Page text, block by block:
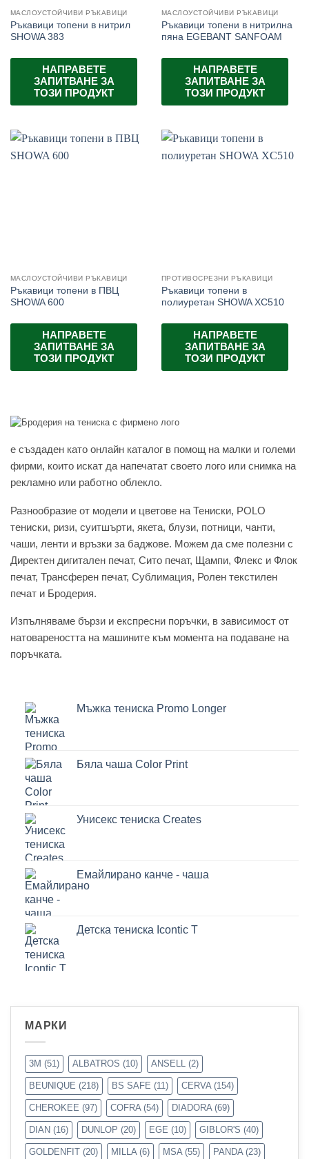
МАСЛОУСТОЙЧИВИ РЪКАВИЦИ
Ръкавици топени в нитрил
SHOWA 383
НАПРАВЕТЕ
ЗАПИТВАНЕ ЗА
ТОЗИ ПРОДУКТ
МАСЛОУСТОЙЧИВИ РЪКАВИЦИ
Ръкавици топени в нитрилна
пяна EGEBANT SANFOAM
НАПРАВЕТЕ
ЗАПИТВАНЕ ЗА
ТОЗИ ПРОДУКТ
МАСЛОУСТОЙЧИВИ РЪКАВИЦИ
Ръкавици топени в ПВЦ
SHOWA 600
НАПРАВЕТЕ
ЗАПИТВАНЕ ЗА
ТОЗИ ПРОДУКТ
ПРОТИВОСРЕЗНИ РЪКАВИЦИ
Ръкавици топени в
полиуретан SHOWA XC510
НАПРАВЕТЕ
ЗАПИТВАНЕ ЗА
ТОЗИ ПРОДУКТ
e създаден като онлайн каталог в помощ на малки и големи
фирми, които искат да напечатат своето лого или снимка на
рекламно или работно облекло.
Разнообразие от модели и цветове на Тениски, POLO
тениски, ризи, суитшърти, якета, блузи, потници, чанти,
чаши, ленти и връзки за баджове. Можем да сме полезни с
Директен дигитален печат, Сито печат, Щампи, Флекс и Флок
печат, Трансферен печат, Сублимация, Ролен текстилен
печат и Бродерия.
Изпълняваме бързи и експресни поръчки, в зависимост от
натовареността на машините към момента на подаване на
поръчката.
Мъжка тениска Promo Longer
Бяла чаша Color Print
Унисекс тениска Creates
Емайлирано канче - чаша
Детска тениска Icontic T
МАРКИ
3M (51) ALBATROS (10) ANSELL (2)
BEUNIQUE (218) BS SAFE (11) CERVA(154)
CHEROKEE (97) COFRA(54) DIADORA(69)
DIAN (16) DUNLOP (20) EGE (10) GIBLOR'S (40)
GOLDENFIT (20) MILLA(6) MSA(55) PANDA(23)